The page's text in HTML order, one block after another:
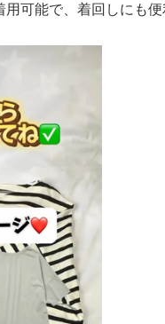
可能で、着回しにも便